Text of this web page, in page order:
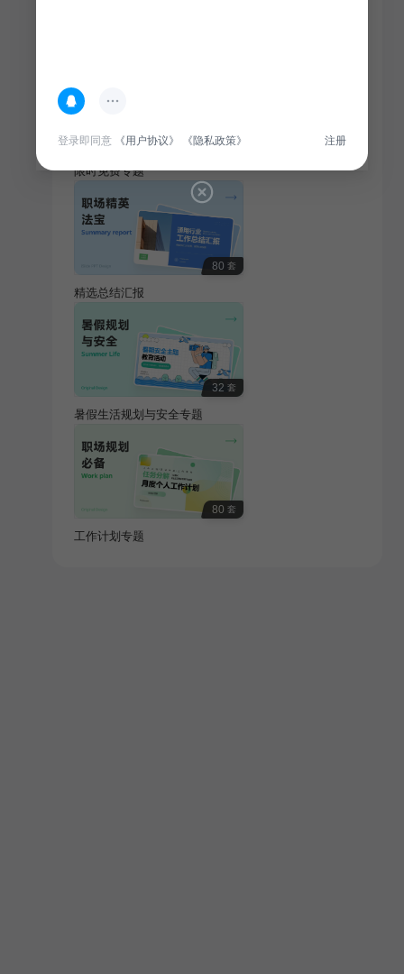
100 套
限时免费专题
80 套
精选总结汇报
32 套
暑假生活规划与安全专题
80 套
工作计划专题
登录即同意 《用户协议》 《隐私政策》 注册